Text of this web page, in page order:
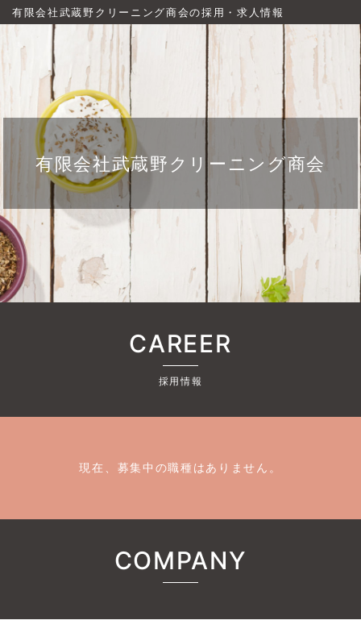
有限会社武蔵野クリーニング商会の採用・求人情報
有限会社武蔵野クリーニング商会
CAREER
採用情報
現在、募集中の職種はありません。
COMPANY